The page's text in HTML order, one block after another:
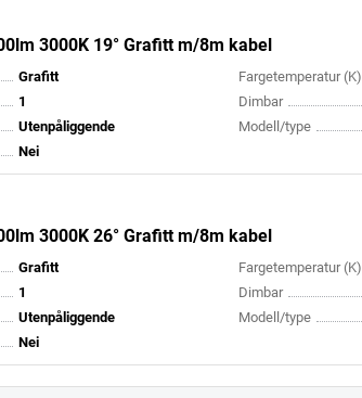
3000K 19° Grafitt m/8m kabel
Grafitt Fargetemperatur (K)
1 Dimbar
Utenpåliggende Modell/type
Nei
3000K 26° Grafitt m/8m kabel
Grafitt Fargetemperatur (K)
1 Dimbar
Utenpåliggende Modell/type
Nei